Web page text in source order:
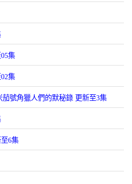
集
集
號角獵人們的默秘錄 更新至3集
6集